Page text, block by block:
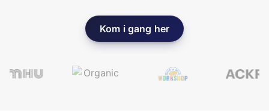
Kom i gang her